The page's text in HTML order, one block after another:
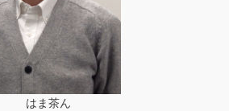
はま茶ん